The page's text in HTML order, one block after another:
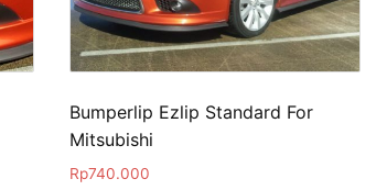
Bumperlip Ezlip Standard For
Mitsubishi
Rp740.000